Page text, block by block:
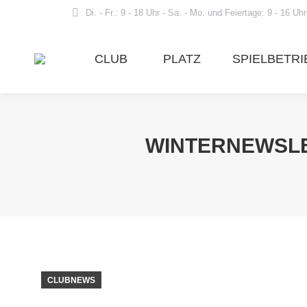
Di. - Fr.: 9 - 18 Uhr - Sa. - Mo. und Feiertage: 9 - 16 Uhr
CLUB PLATZ
CLUBNEWS